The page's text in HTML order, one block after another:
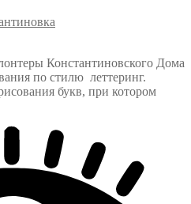
Константиновского Дома
по стилю леттеринг.
букв, при котором